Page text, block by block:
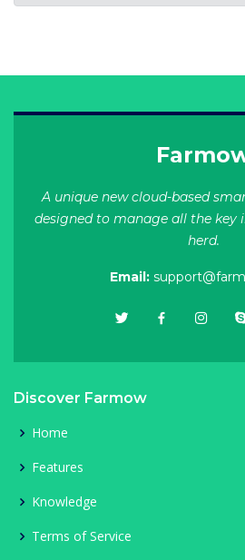
A unique new cloud-based
designed to manage all the
herd.
Email:
Discover Farmow
Home
Features
Knowledge
Terms of Service